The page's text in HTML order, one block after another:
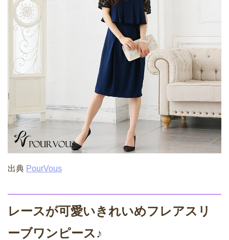
出典 PourVous
レースが可愛いきれいめフレアスリ
ーブワンピース♪